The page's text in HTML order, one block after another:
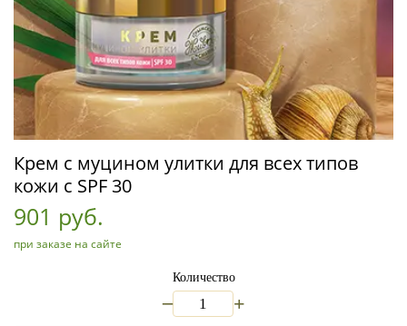
Крем с муцином улитки для всех типов
кожи с SPF 30
901 руб.
при заказе на сайте
Количество
+